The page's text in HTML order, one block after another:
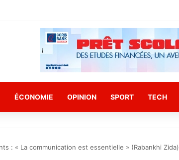
ÉCONOMIE OPINION SPORT TECH
: « La communication est essentielle » (Rabankhi Zida)